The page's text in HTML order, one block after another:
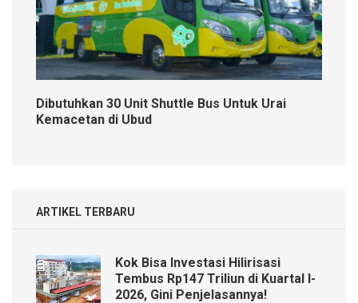
Dibutuhkan 30 Unit Shuttle Bus Untuk Urai
Kemacetan di Ubud
ARTIKEL TERBARU
Kok Bisa Investasi Hilirisasi
Tembus Rp147 Triliun di Kuartal I-
2026, Gini Penjelasannya!